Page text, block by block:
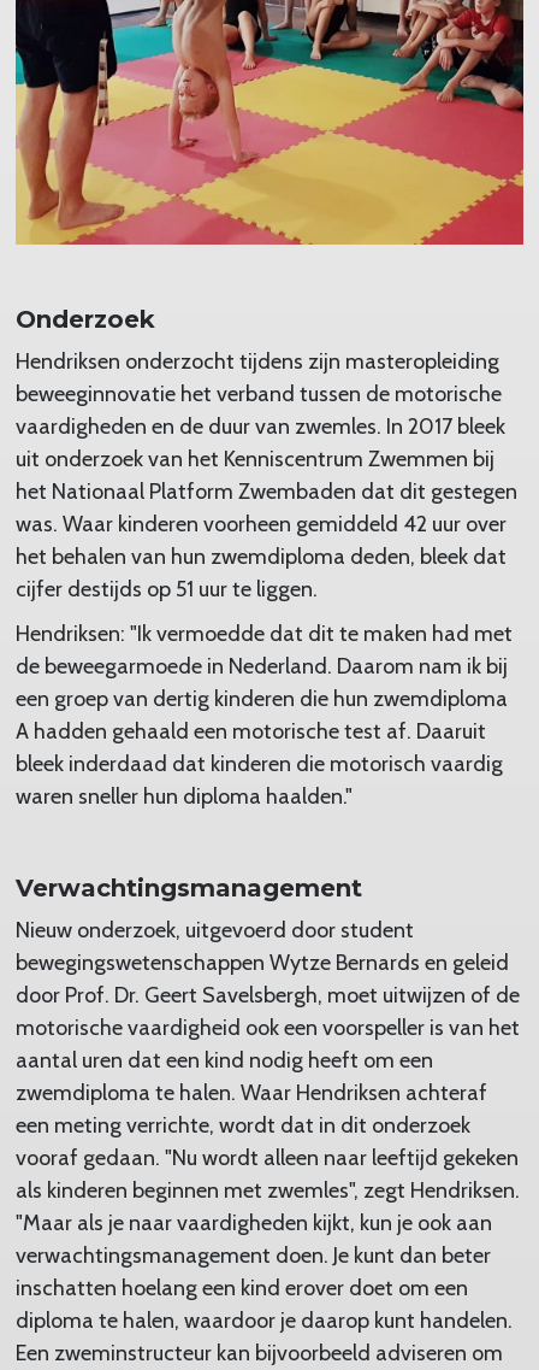
Onderzoek
Hendriksen onderzocht tijdens zijn masteropleiding
beweeginnovatie het verband tussen de motorische
vaardigheden en de duur van zwemles. In 2017 bleek
uit onderzoek van het Kenniscentrum Zwemmen bij
het Nationaal Platform Zwembaden dat dit gestegen
was. Waar kinderen voorheen gemiddeld 42 uur over
het behalen van hun zwemdiploma deden, bleek dat
cijfer destijds op 51 uur te liggen.
Hendriksen: "Ik vermoedde dat dit te maken had met
de beweegarmoede in Nederland. Daarom nam ik bij
een groep van dertig kinderen die hun zwemdiploma
A hadden gehaald een motorische test af. Daaruit
bleek inderdaad dat kinderen die motorisch vaardig
waren sneller hun diploma haalden."
Verwachtingsmanagement
Nieuw onderzoek, uitgevoerd door student
bewegingswetenschappen Wytze Bernards en geleid
door Prof. Dr. Geert Savelsbergh, moet uitwijzen of de
motorische vaardigheid ook een voorspeller is van het
aantal uren dat een kind nodig heeft om een
zwemdiploma te halen. Waar Hendriksen achteraf
een meting verrichte, wordt dat in dit onderzoek
vooraf gedaan. "Nu wordt alleen naar leeftijd gekeken
als kinderen beginnen met zwemles", zegt Hendriksen.
"Maar als je naar vaardigheden kijkt, kun je ook aan
verwachtingsmanagement doen. Je kunt dan beter
inschatten hoelang een kind erover doet om een
diploma te halen, waardoor je daarop kunt handelen.
Een zweminstructeur kan bijvoorbeeld adviseren om